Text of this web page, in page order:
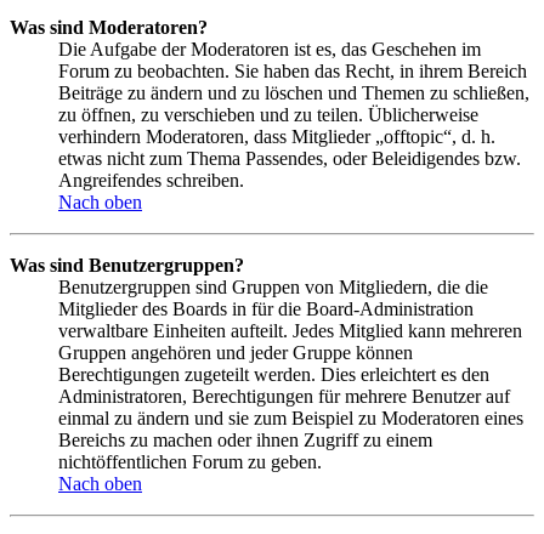
Was sind Moderatoren?
Die Aufgabe der Moderatoren ist es, das Geschehen im
Forum zu beobachten. Sie haben das Recht, in ihrem Bereich
Beiträge zu ändern und zu löschen und Themen zu schließen,
zu öffnen, zu verschieben und zu teilen. Üblicherweise
verhindern Moderatoren, dass Mitglieder „offtopic“, d. h.
etwas nicht zum Thema Passendes, oder Beleidigendes bzw.
Angreifendes schreiben.
Nach oben
Was sind Benutzergruppen?
Benutzergruppen sind Gruppen von Mitgliedern, die die
Mitglieder des Boards in für die Board-Administration
verwaltbare Einheiten aufteilt. Jedes Mitglied kann mehreren
Gruppen angehören und jeder Gruppe können
Berechtigungen zugeteilt werden. Dies erleichtert es den
Administratoren, Berechtigungen für mehrere Benutzer auf
einmal zu ändern und sie zum Beispiel zu Moderatoren eines
Bereichs zu machen oder ihnen Zugriff zu einem
nichtöffentlichen Forum zu geben.
Nach oben